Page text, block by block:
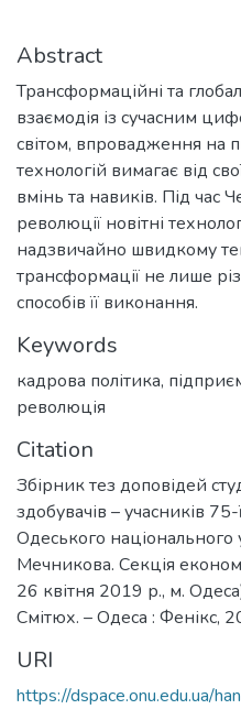
Abstract
Трансформаційні та
взаємодія із сучасним
світом, впровадження на
технологій вимагає від
вмінь та навиків. Під час
революції новітні
надзвичайно швидкому
трансформації не лише
способів її виконання.
Keywords
кадрова політика,
революція
Citation
Збірник тез доповідей
здобувачів – учасників
Одеського національного
Мечникова. Секція
26 квітня 2019 р., м.
Смітюх. – Одеса : Фенікс,
URI
https://dspace.onu.edu.ua/